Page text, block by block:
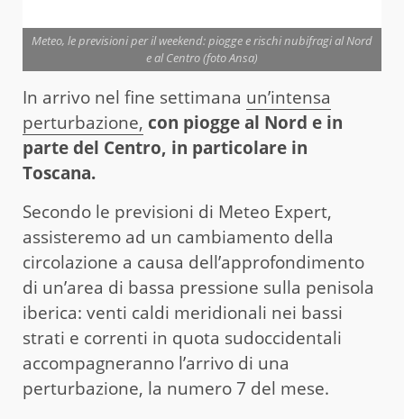
Meteo, le previsioni per il weekend: piogge e rischi nubifragi al Nord
e al Centro (foto Ansa)
In arrivo nel fine settimana un’intensa
perturbazione, con piogge al Nord e in
parte del Centro, in particolare in
Toscana.
Secondo le previsioni di Meteo Expert,
assisteremo ad un cambiamento della
circolazione a causa dell’approfondimento
di un’area di bassa pressione sulla penisola
iberica: venti caldi meridionali nei bassi
strati e correnti in quota sudoccidentali
accompagneranno l’arrivo di una
perturbazione, la numero 7 del mese.